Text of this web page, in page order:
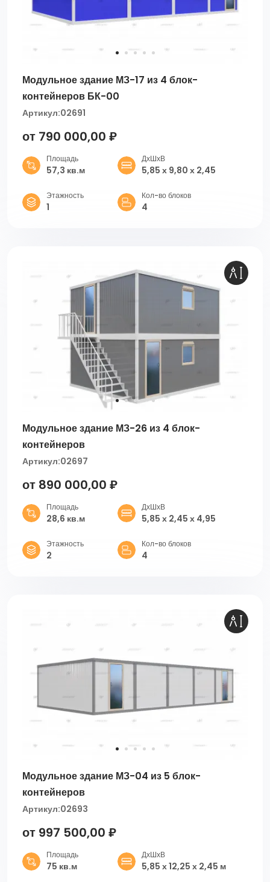
Модульное здание МЗ-17 из 4 блок-
контейнеров БК-00
Артикул:02691
от 790 000,00 ₽
Площадь
57,3 кв.м
ДхШхВ
5,85 х 9,80 х 2,45
Этажность
1
Кол-во блоков
4
Модульное здание МЗ-26 из 4 блок-
контейнеров
Артикул:02697
от 890 000,00 ₽
Площадь
28,6 кв.м
ДхШхВ
5,85 х 2,45 х 4,95
Этажность
2
Кол-во блоков
4
Модульное здание МЗ-04 из 5 блок-
контейнеров
Артикул:02693
от 997 500,00 ₽
Площадь
75 кв.м
ДхШхВ
5,85 х 12,25 х 2,45 м